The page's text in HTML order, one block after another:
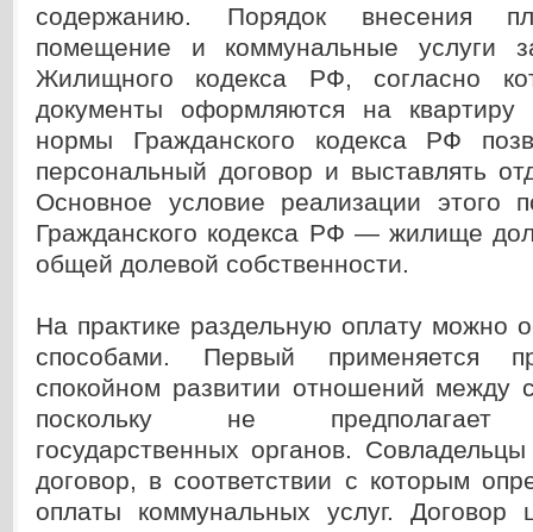
содержанию. Порядок внесения
помещение и коммунальные услуги
Жилищного кодекса РФ, согласно
документы оформляются на
нормы Гражданского кодекса РФ
персональный договор и выставлять
Основное условие реализации этого
Гражданского кодекса РФ — жилище
общей долевой собственности.
На практике раздельную оплату можно
способами. Первый применяется
спокойном развитии отношений между
поскольку не предполагает
государственных органов.
договор, в соответствии с которым
оплаты коммунальных услуг. Договор